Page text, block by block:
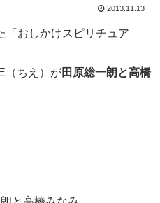
2013.11.13
「おしかけスピリチュア
（ちえ）が田原総一朗と高橋